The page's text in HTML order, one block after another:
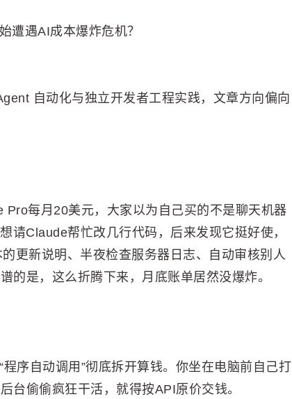
遭遇AI成本爆炸危机？
自动化与独立开发者工程实践，文章方向偏向
每月20美元，大家以为自己买的不是聊天机器
请Claude帮忙改几行代码，后来发现它挺好使，
更新说明、半夜检查服务器日志、自动审核别人
的是，这么折腾下来，月底账单居然没爆炸。
序自动调用”彻底拆开算钱。你坐在电脑前自己打
台偷偷疯狂干活，就得按API原价交钱。